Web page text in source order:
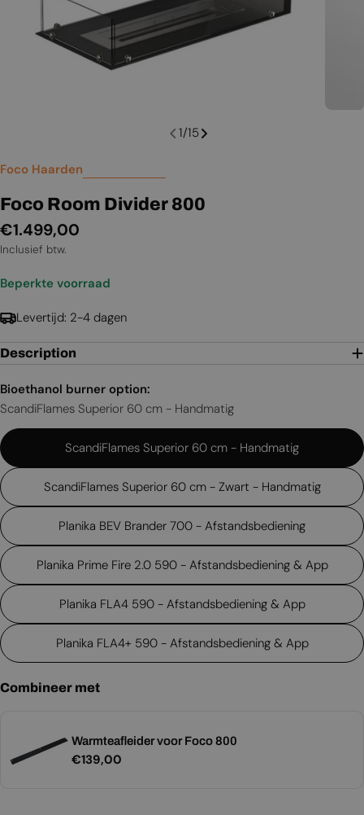
1/15
Foco Haarden
Foco Room Divider 800
Normale
prijs
€1.499,00
Inclusief btw.
Beperkte voorraad
Levertijd: 2-4 dagen
Description
Bioethanol burner option:
ScandiFlames Superior 60 cm - Handmatig
ScandiFlames Superior 60 cm - Handmatig
ScandiFlames Superior 60 cm - Zwart - Handmatig
Planika BEV Brander 700 - Afstandsbediening
Planika Prime Fire 2.0 590 - Afstandsbediening & App
Planika FLA4 590 - Afstandsbediening & App
Planika FLA4+ 590 - Afstandsbediening & App
Combineer met
Warmteafleider voor Foco 800
Normale
€139,00